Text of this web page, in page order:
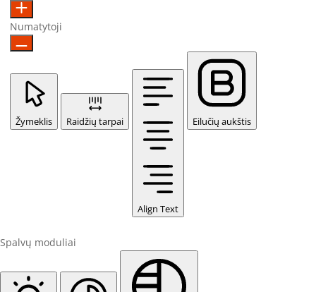
Numatytoji
Žymeklis Raidžių tarpai
Align Text
Eilučių aukštis
Spalvų moduliai